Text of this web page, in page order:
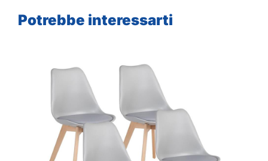
Potrebbe interessarti